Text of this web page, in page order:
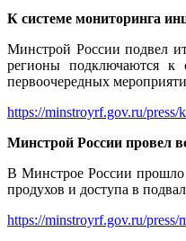
К системе мониторинга
Минстрой России подвел
регионы подключаются к
первоочередных
https://minstroyrf.gov.ru/
Минстрой России провел
В Минстрое России прошло
продухов и доступа в
https://minstroyrf.gov.ru/